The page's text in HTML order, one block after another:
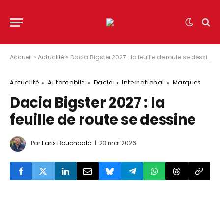
Accueil » Actualité » Dacia Bigster 2027 : la feuille de route se dessine
Actualité Automobile Dacia International Marques
Dacia Bigster 2027 : la
feuille de route se dessine
ParFaris Bouchaala 23 mai 2026